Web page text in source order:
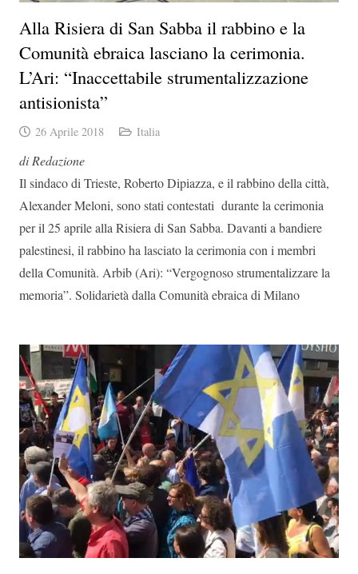
Alla Risiera di San Sabba il rabbino e la
Comunità ebraica lasciano la cerimonia.
L’Ari: “Inaccettabile strumentalizzazione
antisionista”
26 Aprile 2018 Italia
di Redazione
Il sindaco di Trieste, Roberto Dipiazza, e il rabbino della città,
Alexander Meloni, sono stati contestati durante la cerimonia
per il 25 aprile alla Risiera di San Sabba. Davanti a bandiere
palestinesi, il rabbino ha lasciato la cerimonia con i membri
della Comunità. Arbib (Ari): “Vergognoso strumentalizzare la
memoria”. Solidarietà dalla Comunità ebraica di Milano